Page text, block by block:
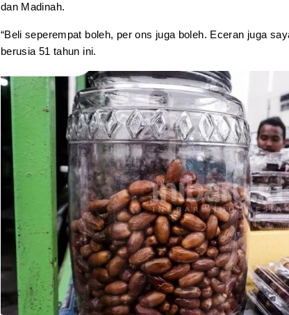
dan Madinah.
“Beli seperempat boleh, per ons juga boleh. Eceran juga
berusia 51 tahun ini.